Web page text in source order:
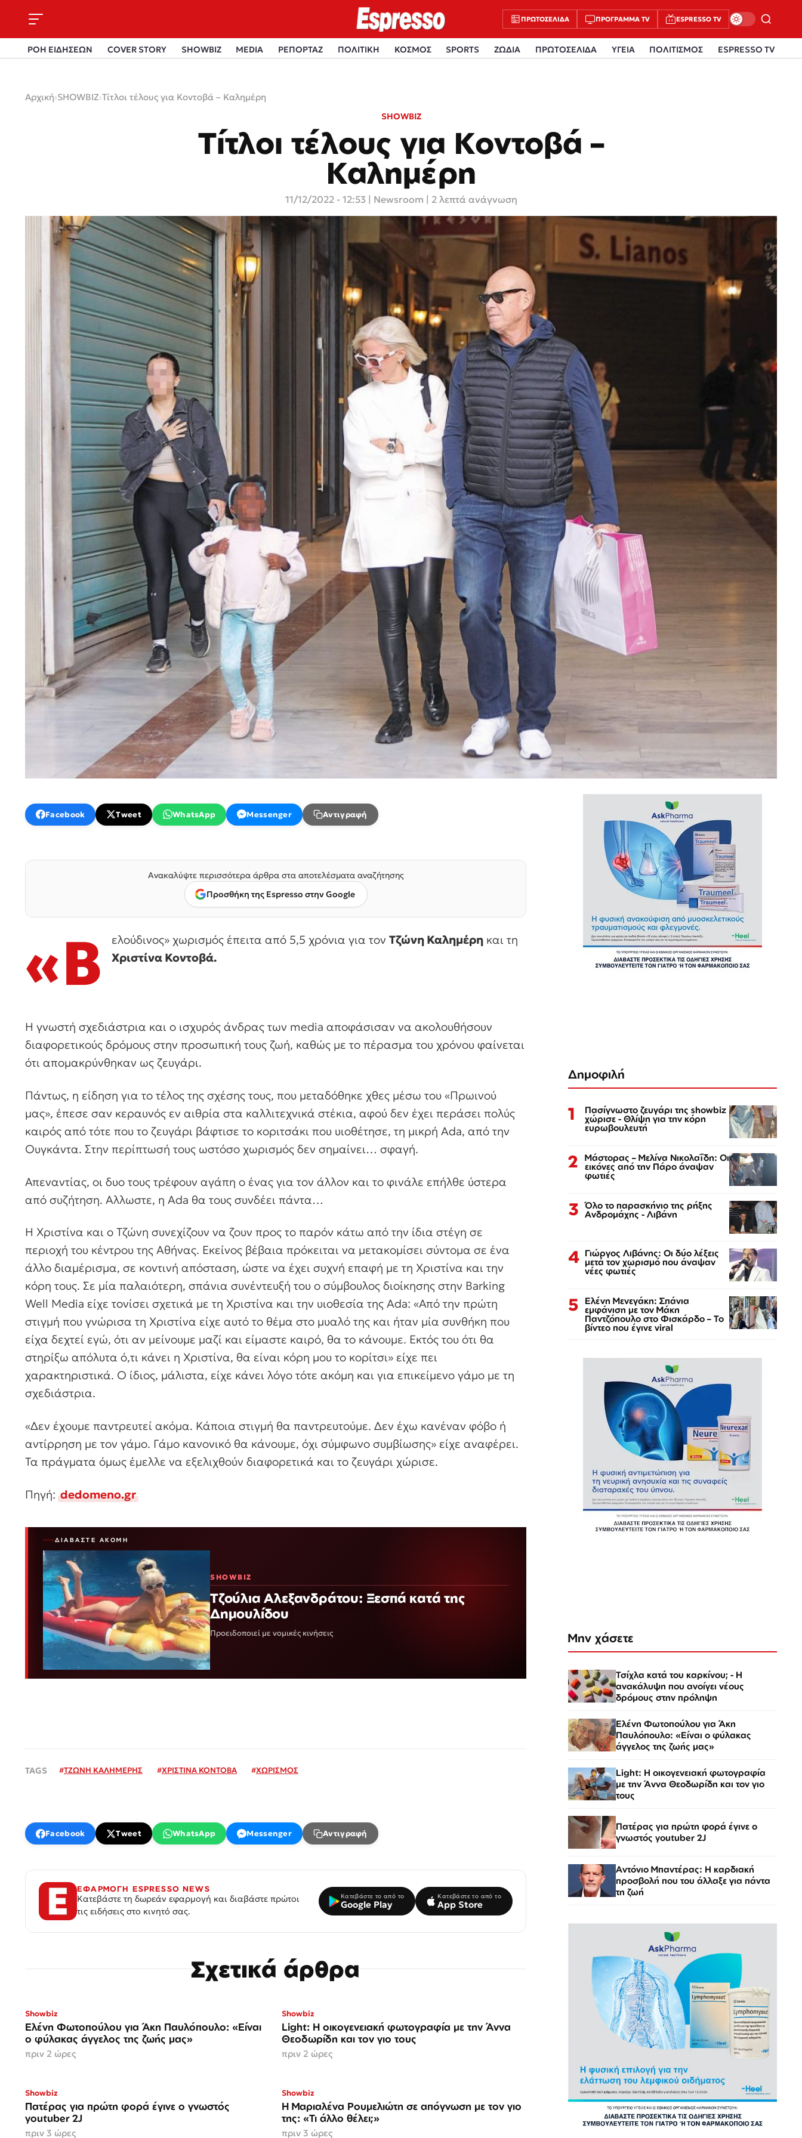
ΠΡΩΤΟΣΈΛΙΔΑ ΠΡΌΓΡΑΜΜΑ TV ESPRESSO TV
ΡΟΗ ΕΙΔΗΣΕΩΝ COVER STORY SHOWBIZ MEDIA ΡΕΠΟΡΤΑΖ ΠΟΛΙΤΙΚΗ ΚΟΣΜΟΣ SPORTS ΖΩΔΙΑ ΠΡΩΤΟΣΕΛΙΔΑ ΥΓΕΙΑ ΠΟΛΙΤΙΣΜΟΣ ESPRESSO TV
Αρχική›SHOWBIZ›Τίτλοι τέλους για Κοντοβά – Καλημέρη
SHOWBIZ
Τίτλοι τέλους για Κοντοβά –
Καλημέρη
11/12/2022 - 12:53 Newsroom | 2 λεπτά ανάγνωση
Facebook Tweet WhatsApp Messenger Αντιγραφή
Ανακαλύψτε περισσότερα άρθρα στα αποτελέσματα αναζήτησης
Προσθήκη της Espresso στην Google
«Β ελούδινος» χωρισμός έπειτα από 5,5 χρόνια για τον Τζώνη Καλημέρη και τη
Χριστίνα Κοντοβά.
Η γνωστή σχεδιάστρια και ο ισχυρός άνδρας των media αποφάσισαν να ακολουθήσουν
διαφορετικούς δρόμους στην προσωπική τους ζωή, καθώς με το πέρασμα του χρόνου φαίνεται
ότι απομακρύνθηκαν ως ζευγάρι.
Πάντως, η είδηση για το τέλος της σχέσης τους, που μεταδόθηκε χθες μέσω του «Πρωινού
μας», έπεσε σαν κεραυνός εν αιθρία στα καλλιτεχνικά στέκια, αφού δεν έχει περάσει πολύς
καιρός από τότε που το ζευγάρι βάφτισε το κοριτσάκι που υιοθέτησε, τη μικρή Ada, από την
Ουγκάντα. Στην περίπτωσή τους ωστόσο χωρισμός δεν σημαίνει… σφαγή.
Απεναντίας, οι δυο τους τρέφουν αγάπη ο ένας για τον άλλον και το φινάλε επήλθε ύστερα
από συζήτηση. Αλλωστε, η Ada θα τους συνδέει πάντα…
H Χριστίνα και o Τζώνη συνεχίζουν να ζουν προς το παρόν κάτω από την ίδια στέγη σε
περιοχή του κέντρου της Αθήνας. Εκείνος βέβαια πρόκειται να μετακομίσει σύντομα σε ένα
άλλο διαμέρισμα, σε κοντινή απόσταση, ώστε να έχει συχνή επαφή με τη Χριστίνα και την
κόρη τους. Σε μία παλαιότερη, σπάνια συνέντευξή του ο σύμβουλος διοίκησης στην Barking
Well Media είχε τονίσει σχετικά με τη Χριστίνα και την υιοθεσία της Ada: «Από την πρώτη
στιγμή που γνώρισα τη Χριστίνα είχε αυτό το θέμα στο μυαλό της και ήταν μία συνθήκη που
είχα δεχτεί εγώ, ότι αν μείνουμε μαζί και είμαστε καιρό, θα το κάνουμε. Εκτός του ότι θα
στηρίξω απόλυτα ό,τι κάνει η Χριστίνα, θα είναι κόρη μου το κορίτσι» είχε πει
χαρακτηριστικά. Ο ίδιος, μάλιστα, είχε κάνει λόγο τότε ακόμη και για επικείμενο γάμο με τη
σχεδιάστρια.
«Δεν έχουμε παντρευτεί ακόμα. Κάποια στιγμή θα παντρευτούμε. Δεν έχω κανέναν φόβο ή
αντίρρηση με τον γάμο. Γάμο κανονικό θα κάνουμε, όχι σύμφωνο συμβίωσης» είχε αναφέρει.
Τα πράγματα όμως έμελλε να εξελιχθούν διαφορετικά και το ζευγάρι χώρισε.
Πηγή:dedomeno.gr
ΔΙΑΒΆΣΤΕ ΑΚΌΜΗ
SHOWBIZ
Τζούλια Αλεξανδράτου: Ξεσπά κατά της
Δημουλίδου
Προειδοποιεί με νομικές κινήσεις
#ΤΖΩΝΗ ΚΑΛΗΜΕΡΗΣ #ΧΡΙΣΤΙΝΑ ΚΟΝΤΟΒΑ #ΧΩΡΙΣΜΟΣ
Facebook Tweet WhatsApp Messenger Αντιγραφή
ΕΦΑΡΜΟΓΗ ESPRESSO NEWS
Κατεβάστε τη δωρεάν εφαρμογή και διαβάστε πρώτοι
τις ειδήσεις στο κινητό σας.
Κατεβάστε το από το
Google Play
Κατεβάστε το από το
App Store
Σχετικά άρθρα
Showbiz
Ελένη Φωτοπούλου για Άκη Παυλόπουλο: «Είναι
ο φύλακας άγγελος της ζωής μας»
πριν 2 ώρες
Showbiz
Light: Η οικογενειακή φωτογραφία με την Άννα
Θεοδωρίδη και τον γιο τους
πριν 2 ώρες
Showbiz
Πατέρας για πρώτη φορά έγινε ο γνωστός
youtuber 2J
πριν 3 ώρες
Showbiz
H Μαριαλένα Ρουμελιώτη σε απόγνωση με τον γιο
της: «Τι άλλο θέλει;»
πριν 3 ώρες
Δημοφιλή
1 Πασίγνωστο ζευγάρι της showbiz
χώρισε - Θλίψη για την κόρη
ευρωβουλευτή
2 Μάστορας – Μελίνα Νικολαΐδη: Οι
εικόνες από την Πάρο άναψαν
φωτιές
3 Όλο το παρασκήνιο της ρήξης
Ανδρομάχης - Λιβάνη
4 Γιώργος Λιβάνης: Οι δύο λέξεις
μετά τον χωρισμό που άναψαν
νέες φωτιές
5 Ελένη Μενεγάκη: Σπάνια
εμφάνιση με τον Μάκη
Παντζόπουλο στο Φισκάρδο – Το
βίντεο που έγινε viral
Μην χάσετε
Τσίχλα κατά του καρκίνου; - Η
ανακάλυψη που ανοίγει νέους
δρόμους στην πρόληψη
Ελένη Φωτοπούλου για Άκη
Παυλόπουλο: «Είναι ο φύλακας
άγγελος της ζωής μας»
Light: Η οικογενειακή φωτογραφία
με την Άννα Θεοδωρίδη και τον γιο
τους
Πατέρας για πρώτη φορά έγινε ο
γνωστός youtuber 2J
Αντόνιο Μπαντέρας: Η καρδιακή
προσβολή που του άλλαξε για πάντα
τη ζωή